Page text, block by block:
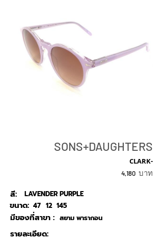
SONS+DAUGHTERS
CLARK-
4,180 บาท
สี:
LAVENDER PURPLE
47
ขนาด: 12 145
สยาม พารากอน
มีของที่สาขา :
รายละเอียด: